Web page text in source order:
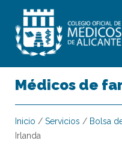
Médicos de
Inicio / Servicios / Bolsa
Irlanda